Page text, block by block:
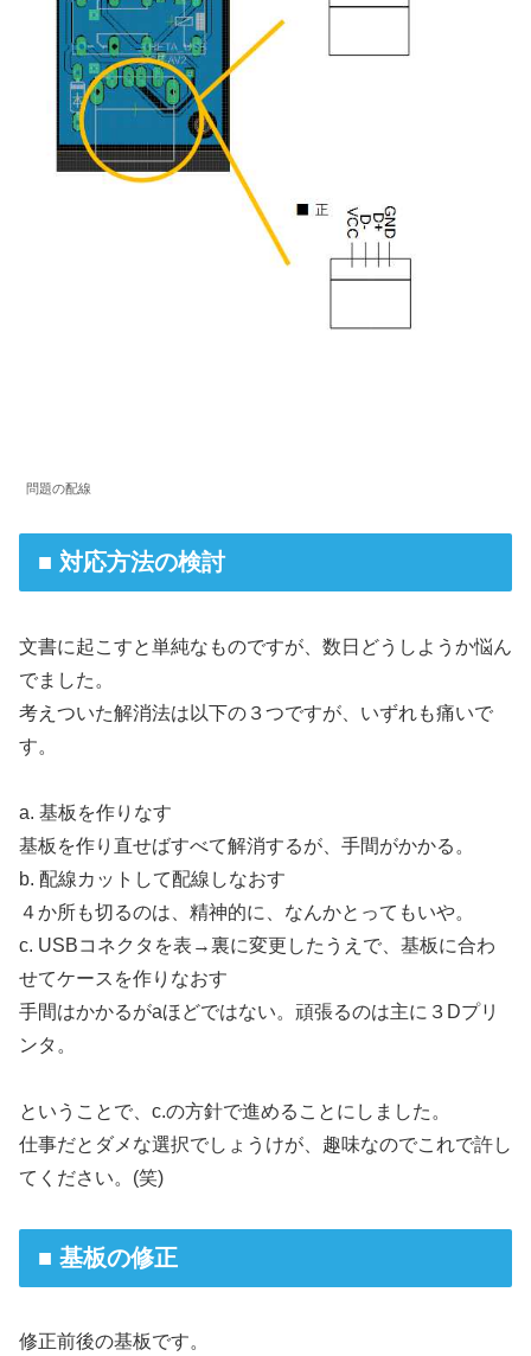
問題の配線
■ 対応方法の検討
文書に起こすと単純なものですが、数日どうしようか悩ん
でました。
考えついた解消法は以下の３つですが、いずれも痛いで
す。
a. 基板を作りなす
基板を作り直せばすべて解消するが、手間がかかる。
b. 配線カットして配線しなおす
４か所も切るのは、精神的に、なんかとってもいや。
c. USBコネクタを表→裏に変更したうえで、基板に合わ
せてケースを作りなおす
手間はかかるがaほどではない。頑張るのは主に３Dプリ
ンタ。
ということで、c.の方針で進めることにしました。
仕事だとダメな選択でしょうけが、趣味なのでこれで許し
てください。(笑)
■ 基板の修正
修正前後の基板です。